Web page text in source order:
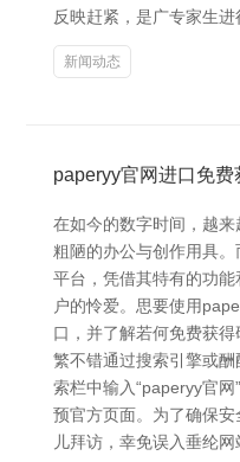
反映赶紧，是广专家生进
新闻动态
paperyy官网进口免费
在如今的数字时间，越来
粗陋的办公与创作用具
平台，凭借其特有的功
户的怜爱。思要使用
口，并了解若何免费获
繁不错通过搜索引擎或
索栏中输入“paperyy官网
预官方页面。为了确保
儿拜访，幸免误入垂纶